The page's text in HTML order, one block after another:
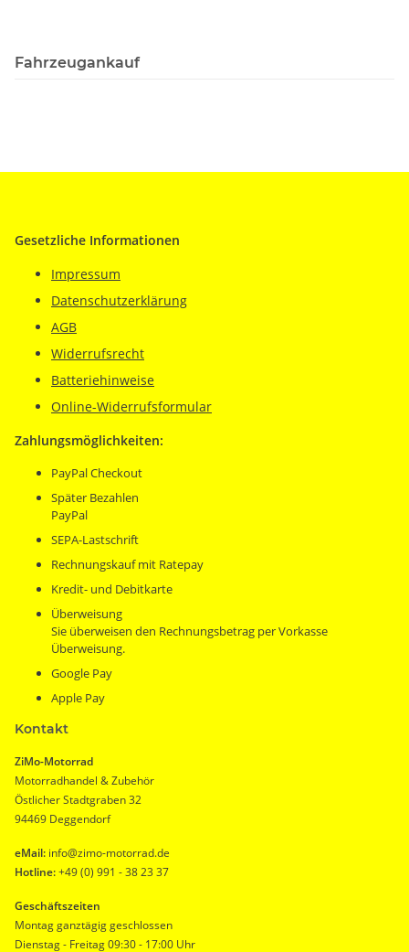
Fahrzeugankauf
Gesetzliche Informationen
Impressum
Datenschutzerklärung
AGB
Widerrufsrecht
Batteriehinweise
Online-Widerrufsformular
Zahlungsmöglichkeiten:
PayPal Checkout
Später Bezahlen
PayPal
SEPA-Lastschrift
Rechnungskauf mit Ratepay
Kredit- und Debitkarte
Überweisung
Sie überweisen den Rechnungsbetrag per Vorkasse
Überweisung.
Google Pay
Apple Pay
Kontakt
ZiMo-Motorrad
Motorradhandel & Zubehör
Östlicher Stadtgraben 32
94469 Deggendorf
eMail: info@zimo-motorrad.de
Hotline:+49 (0) 991 - 38 23 37
Geschäftszeiten
Montag ganztägig geschlossen
Dienstag - Freitag 09:30 - 17:00 Uhr